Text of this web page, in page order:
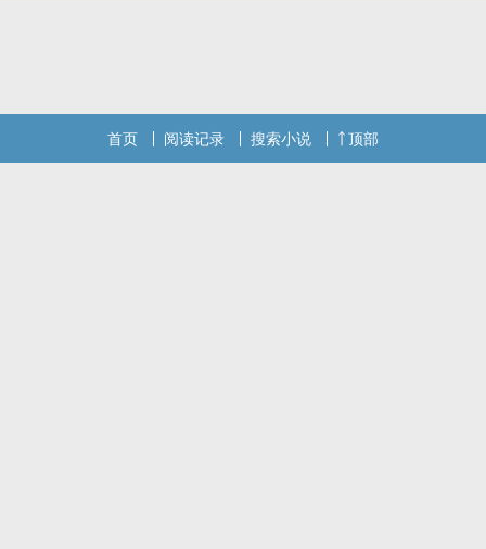
首页 阅读记录 搜索小说 顶部